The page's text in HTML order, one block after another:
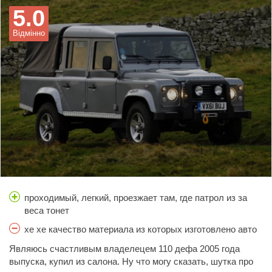
соляры, ну а так вообщем даже может по-лучше Хаммера.
Відмінно
5.0
проходимый, легкий, проезжает там, где патрол из за
веса тонет
хе хе качество материала из которых изготовлено авто
Являюсь счастливым владелецем 110 дефа 2005 года
выпуска, купил из салона. Ну что могу сказать, шутка про